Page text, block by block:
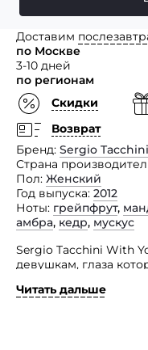
Доставим
по Москве
3-10 дней
по регионам
Скидки
Возврат
Бренд Sergio Tacchini
Страна
Пол Женский
Год выпуска 2012
Ноты грейпфрут,
амбра, кедр, мускус
Sergio Tacchini With
девушкам, глаза
туфлями на высоком
Читать дальше